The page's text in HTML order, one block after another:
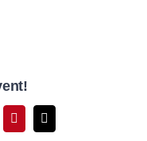
PinterestEmail